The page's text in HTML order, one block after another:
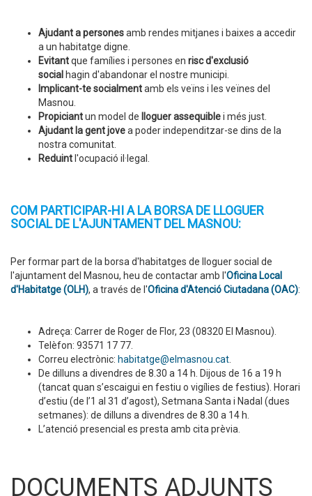
Ajudant a personesamb rendes mitjanes i baixes a accedir
a un habitatge digne.
Evitantque famílies i persones en risc d'exclusió
social hagin d'abandonar el nostre municipi.
Implicant-te socialmentamb els veïns i les veïnes del
Masnou.
Propiciantun model de lloguer assequiblei més just.
Ajudant la gent jovea poder independitzar-se dins de la
nostra comunitat.
Reduint l'ocupació il·legal.
COM PARTICIPAR-HI A LA BORSA DE LLOGUER
SOCIAL DE L'AJUNTAMENT DEL MASNOU:
Per formar part de la borsa d'habitatges de lloguer social de
l'ajuntament del Masnou, heu de contactar amb l'Oficina Local
d'Habitatge (OLH), a través de l'Oficina d'Atenció Ciutadana (OAC):
Adreça: Carrer de Roger de Flor, 23 (08320 El Masnou).
Telèfon: 93571 17 77.
Correu electrònic: habitatge@elmasnou.cat
De dilluns a divendres de 8.30 a 14 h. Dijous de 16 a 19 h
(tancat quan s’escaigui en festiu o vigílies de festius). Horari
d’estiu (de l’1 al 31 d’agost), Setmana Santa i Nadal (dues
setmanes): de dilluns a divendres de 8.30 a 14 h.
L’atenció presencial es presta amb cita prèvia.
DOCUMENTS ADJUNTS